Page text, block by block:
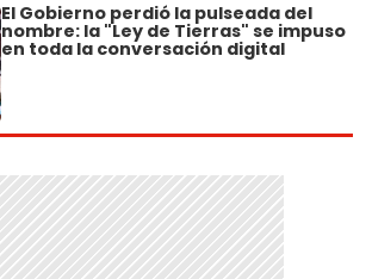
El Gobierno perdió la pulseada del
nombre: la "Ley de Tierras" se impuso
en toda la conversación digital